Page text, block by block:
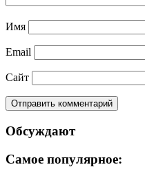
Имя
Email
Сайт
Обсуждают
Самое популярное: